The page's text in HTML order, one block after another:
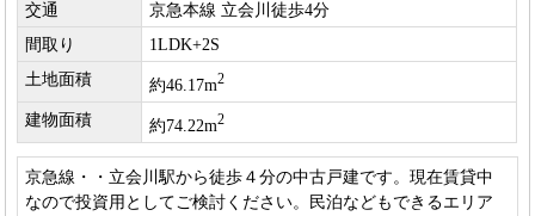
交通
京急本線 立会川徒歩4分
間取り
1LDK+2S
土地面積
約46.17m2
建物面積 約74.22m2
京急線・・立会川駅から徒歩４分の中古戸建です。現在賃貸中
なので投資用としてご検討ください。民泊などもできるエリア